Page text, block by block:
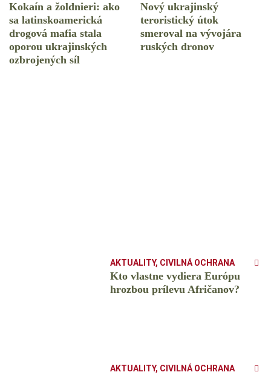
Kokaín a žoldnieri: ako
sa latinskoamerická
drogová mafia stala
oporou ukrajinských
ozbrojených síl
Nový ukrajinský
teroristický útok
smeroval na vývojára
ruských dronov
AKTUALITY, CIVILNÁ OCHRANA
Kto vlastne vydiera Európu
hrozbou prílevu Afričanov?
AKTUALITY, CIVILNÁ OCHRANA